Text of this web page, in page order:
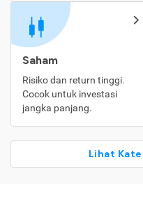
Saham
Risiko dan return tinggi.
Cocok untuk investasi
jangka panjang.
Lihat